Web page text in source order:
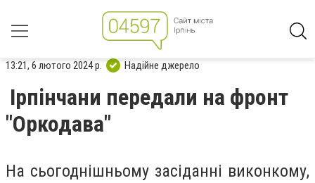
13:21, 6 лютого 2024 р. Надійне джерело
Ірпінчани передали на фронт
"Оркодава"
На сьогоднішньому засіданні виконкому,